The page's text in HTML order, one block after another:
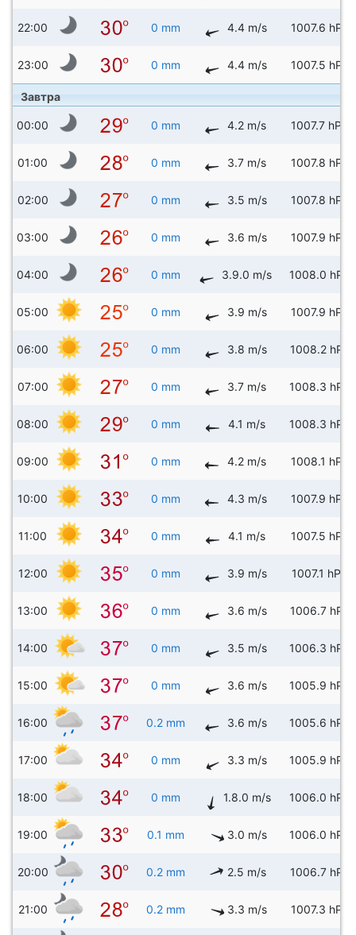
22:00 0 mm 4.4 m/s 1007.6 hPa
23:00 0 mm 4.4 m/s 1007.5 hPa
Завтра
00:00 0 mm 4.2 m/s 1007.7 hPa
01:00 0 mm 3.7 m/s 1007.8 hPa
02:00 0 mm 3.5 m/s 1007.8 hPa
03:00 0 mm 3.6 m/s 1007.9 hPa
04:00 0 mm 3.9.0 m/s 1008.0 hPa
05:00 0 mm 3.9 m/s 1007.9 hPa
06:00 0 mm 3.8 m/s 1008.2 hPa
07:00 0 mm 3.7 m/s 1008.3 hPa
08:00 0 mm 4.1 m/s 1008.3 hPa
09:00 0 mm 4.2 m/s 1008.1 hPa
10:00 0 mm 4.3 m/s 1007.9 hPa
11:00 0 mm 4.1 m/s 1007.5 hPa
12:00 0 mm 3.9 m/s 1007.1 hPa
13:00 0 mm 3.6 m/s 1006.7 hPa
14:00 0 mm 3.5 m/s 1006.3 hPa
15:00 0 mm 3.6 m/s 1005.9 hPa
16:00 0.2 mm 3.6 m/s 1005.6 hPa
17:00 0 mm 3.3 m/s 1005.9 hPa
18:00 0 mm 1.8.0 m/s 1006.0 hPa
19:00 0.1 mm 3.0 m/s 1006.0 hPa
20:00 0.2 mm 2.5 m/s 1006.7 hPa
21:00 0.2 mm 3.3 m/s 1007.3 hPa